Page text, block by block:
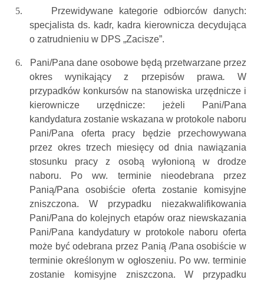
5.
Przewidywane kategorie odbiorców danych:
specjalista ds. kadr, kadra kierownicza decydująca
o zatrudnieniu w DPS „Zacisze”.
6.
Pani/Pana dane osobowe będą przetwarzane przez
okres
wynikający z przepisów prawa. W
przypadków konkursów na stanowiska urzędnicze i
kierownicze urzędnicze: jeżeli Pani/Pana
kandydatura zostanie wskazana w protokole naboru
Pani/Pana oferta pracy będzie przechowywana
przez okres trzech miesięcy od dnia nawiązania
stosunku pracy z osobą wyłonioną w drodze
naboru. Po ww. terminie nieodebrana przez
Panią/Pana osobiście oferta zostanie komisyjne
zniszczona. W przypadku niezakwalifikowania
Pani/Pana do kolejnych etapów oraz niewskazania
Pani/Pana kandydatury w protokole naboru oferta
może być odebrana przez Panią /Pana osobiście w
terminie określonym w ogłoszeniu. Po ww. terminie
zostanie komisyjne zniszczona. W przypadku